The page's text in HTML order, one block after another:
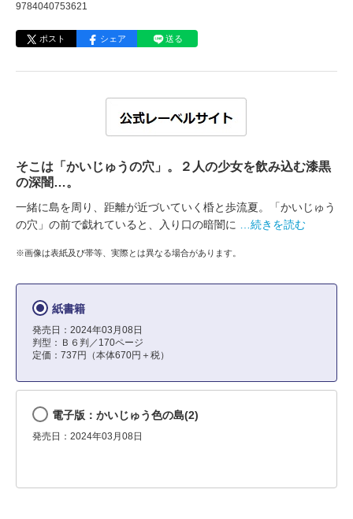
9784040753621
ポスト シェア 送る
そこは「かいじゅうの穴」。２人の少女を飲み込む漆黒
の深闇…。
一緒に島を周り、距離が近づいていく棔と歩流夏。「かいじゅう
の穴」の前で戯れていると、入り口の暗闇に
…続きを読む
※画像は表紙及び帯等、実際とは異なる場合があります。
紙書籍
発売日：2024年03月08日
判型：Ｂ６判／170ページ
定価：737円（本体670円＋税）
電子版：かいじゅう色の島(2)
発売日：2024年03月08日